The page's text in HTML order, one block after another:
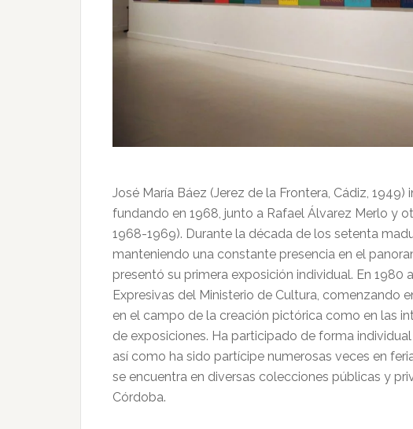
José María Báez (Jerez de la Frontera, Cádiz, 1949)
fundando en 1968, junto a Rafael Álvarez Merlo y
1968-1969). Durante la década de los setenta
manteniendo una constante presencia en el
presentó su primera exposición individual. En 1980
Expresivas del Ministerio de Cultura, comenzando
en el campo de la creación pictórica como en las
de exposiciones. Ha participado de forma
así como ha sido partícipe numerosas veces en
se encuentra en diversas colecciones públicas y
Córdoba.